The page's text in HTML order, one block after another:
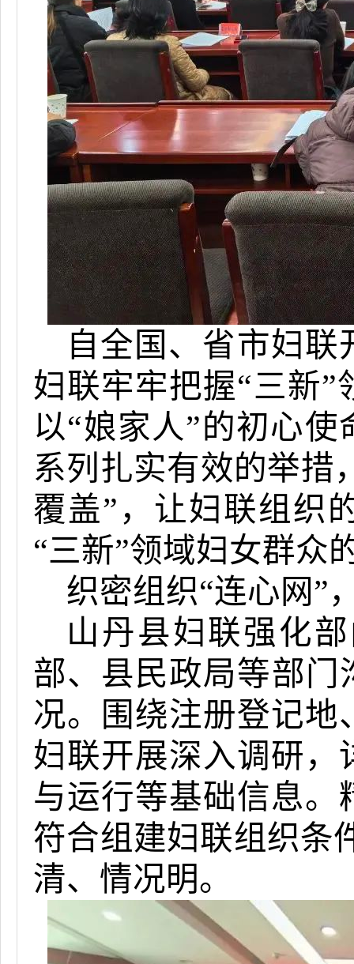
自全国、省市妇联
妇联牢牢把握“三新
以“娘家人”的初心
系列扎实有效的举措
覆盖”，让妇联组织
“三新”领域妇女群众
织密组织“连心网”
山丹县妇联强化
部、县民政局等部门
况。围绕注册登记地
妇联开展深入调研，
与运行等基础信息。
符合组建妇联组织条
清、情况明。